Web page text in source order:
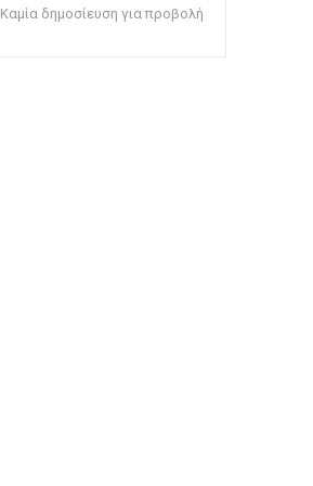
Καμία δημοσίευση για προβολή